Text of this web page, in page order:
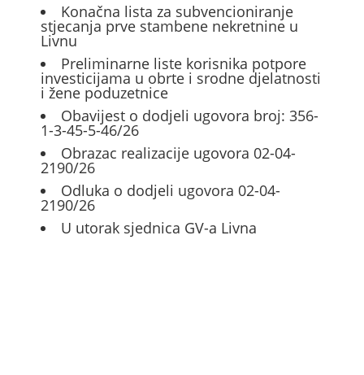
Konačna lista za subvencioniranje
stjecanja prve stambene nekretnine u
Livnu
Preliminarne liste korisnika potpore
investicijama u obrte i srodne djelatnosti
i žene poduzetnice
Obavijest o dodjeli ugovora broj: 356-
1-3-45-5-46/26
Obrazac realizacije ugovora 02-04-
2190/26
Odluka o dodjeli ugovora 02-04-
2190/26
U utorak sjednica GV-a Livna